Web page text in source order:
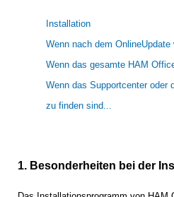
Installation
Wenn nach dem
Wenn das gesamte HAM
Wenn das Supportcenter oder
zu finden sind...
1. Besonderheiten bei der